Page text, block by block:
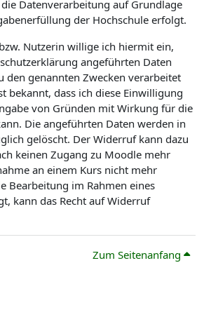
Datenverarbeitung auf Grundlage
der Hochschule erfolgt.
Nutzerin willige ich hiermit ein,
angeführten Daten
den genannten Zwecken verarbeitet
bekannt, dass ich diese Einwilligung
von Gründen mit Wirkung für die
Die angeführten Daten werden in
gelöscht. Der Widerruf kann dazu
keinen Zugang zu Moodle mehr
an einem Kurs nicht mehr
Bearbeitung im Rahmen eines
kann das Recht auf Widerruf
Zum Seitenanfang